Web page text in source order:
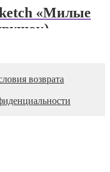
«Милые
возврата